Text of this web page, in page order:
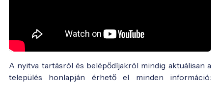
A nyitva tartásról és belépődíjakról mindig aktuálisan a
település honlapján érhető el minden információ: